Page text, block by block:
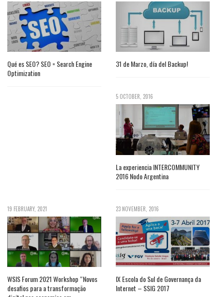
Qué es SEO? SEO = Search Engine
Optimization
31 de Marzo, día del Backup!
5 OCTOBER, 2016
La experiencia INTERCOMMUNITY
2016 Nodo Argentina
19 FEBRUARY, 2021
WSIS Forum 2021 Workshop “Novos
desafios para a transformação
23 NOVEMBER, 2016
IX Escola do Sul de Governança da
Internet – SSIG 2017